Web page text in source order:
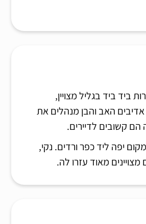
ביד ביד בגליל מצויין,
האב והבן מנהלים את
קשובים לדיירים.
יפה ליד כפר ורדים. נקי,
מצויינים מאוד עזרו לה.